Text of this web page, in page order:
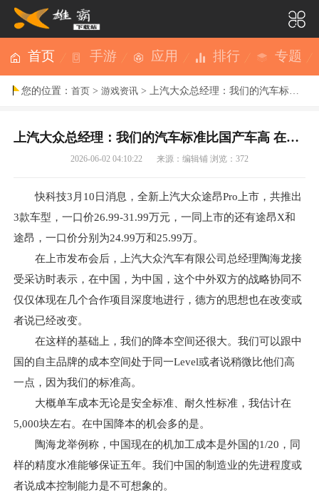
首页 手游 应用 排行 专题
您的位置：首页 >游戏资讯 > 上汽大众总经理：我们的汽车标准比国产车高 在国内降本机会多的是
上汽大众总经理：我们的汽车标准比国产车高 在国内降本机会多的是
2026-06-02 04:10:22 来源：编辑铺 浏览：372
快科技3月10日消息，全新上汽大众途昂Pro上市，共推出
3款车型，一口价26.99-31.99万元，一同上市的还有途昂X和
途昂，一口价分别为24.99万和25.99万。
在上市发布会后，上汽大众汽车有限公司总经理陶海龙接
受采访时表示，在中国，为中国，这个中外双方的战略协同不
仅仅体现在几个合作项目深度地进行，德方的思想也在改变或
者说已经改变。
在这样的基础上，我们的降本空间还很大。我们可以跟中
国的自主品牌的成本空间处于同一Level或者说稍微比他们高
一点，因为我们的标准高。
大概单车成本无论是安全标准、耐久性标准，我估计在
5,000块左右。在中国降本的机会多的是。
陶海龙举例称，中国现在的机加工成本是外国的1/20，同
样的精度水准能够保证五年。我们中国的制造业的先进程度或
者说成本控制能力是不可想象的。